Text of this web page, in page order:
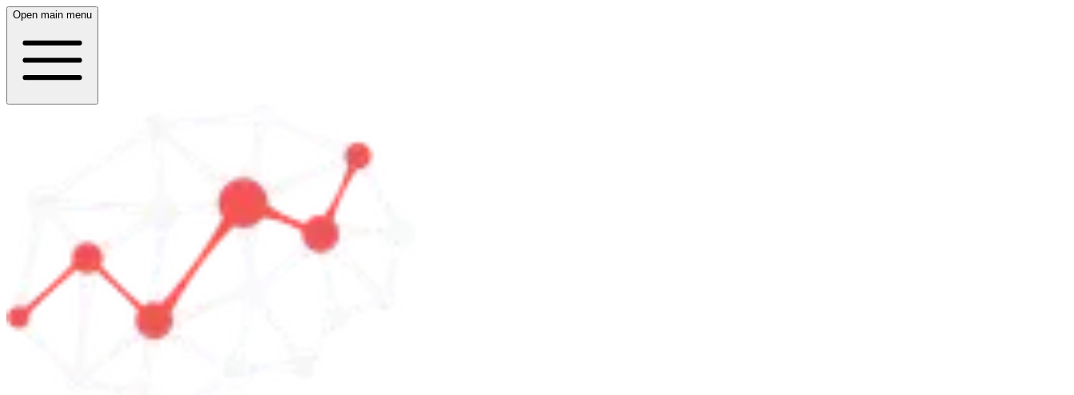
Open main menu